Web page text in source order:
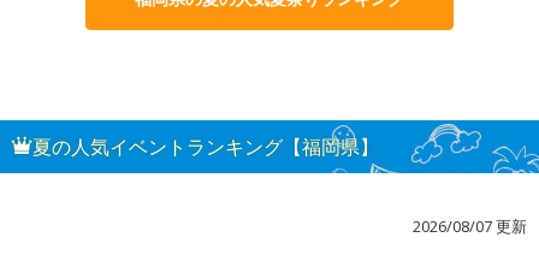
夏の人気イベントランキング【福岡県】
2026/08/07 更新